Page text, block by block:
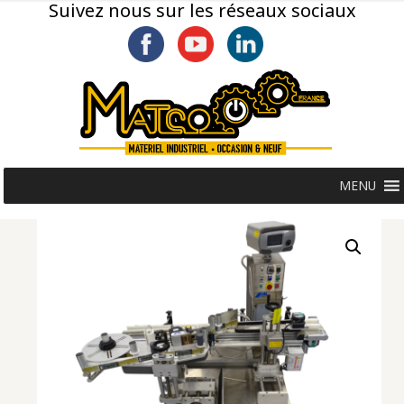
Suivez nous sur les réseaux sociaux
MENU